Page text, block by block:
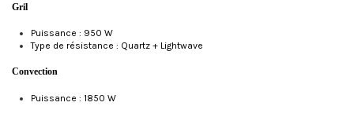
Gril
Puissance : 950 W
Type de résistance : Quartz + Lightwave
Convection
Puissance : 1850 W